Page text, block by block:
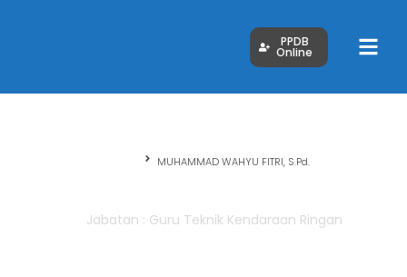
PPDB
Online
MUHAMMAD WAHYU FITRI, S.Pd.
Jabatan : Guru Teknik Kendaraan Ringan